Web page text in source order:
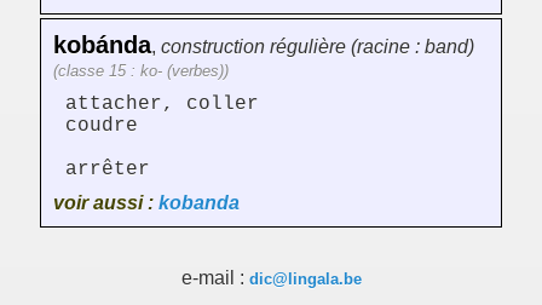
kobánda, construction régulière (racine : band)
(classe 15 : ko- (verbes))
attacher, coller
coudre
arrêter
voir aussi : kobanda
e-mail : dic@lingala.be